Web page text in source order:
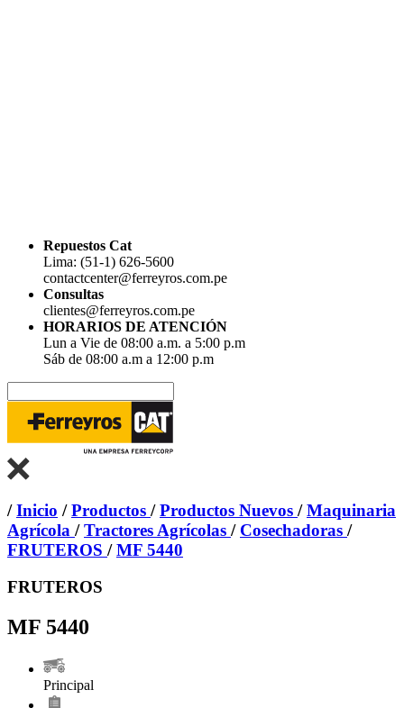
Repuestos Cat
Lima: (51-1) 626-5600
contactcenter@ferreyros.com.pe
Consultas
clientes@ferreyros.com.pe
HORARIOS DE ATENCIÓN
Lun a Vie de 08:00 a.m. a 5:00 p.m
Sáb de 08:00 a.m a 12:00 p.m
/Inicio /Productos /Productos Nuevos /Maquinaria
Agrícola /Tractores Agrícolas / Cosechadoras /
FRUTEROS /MF 5440
FRUTEROS
MF 5440
Principal